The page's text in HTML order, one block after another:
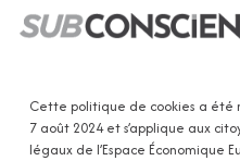
Passer
au
Cette politique de cookies a été
7 août 2024 et s’applique aux
légaux de l’Espace Économique